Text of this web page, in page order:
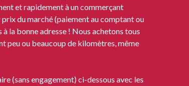
et rapidement à un commerçant
du marché (paiement au comptant ou
la bonne adresse ! Nous achetons tous
peu ou beaucoup de kilomètres, même
(sans engagement) ci-dessous avec les